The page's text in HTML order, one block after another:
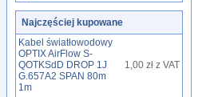
Najczęściej kupowane
Kabel światłowodowy
OPTIX AirFlow S-
QOTKSdD DROP 1J
G.657A2 SPAN 80m
1m
1,00 zł z VAT